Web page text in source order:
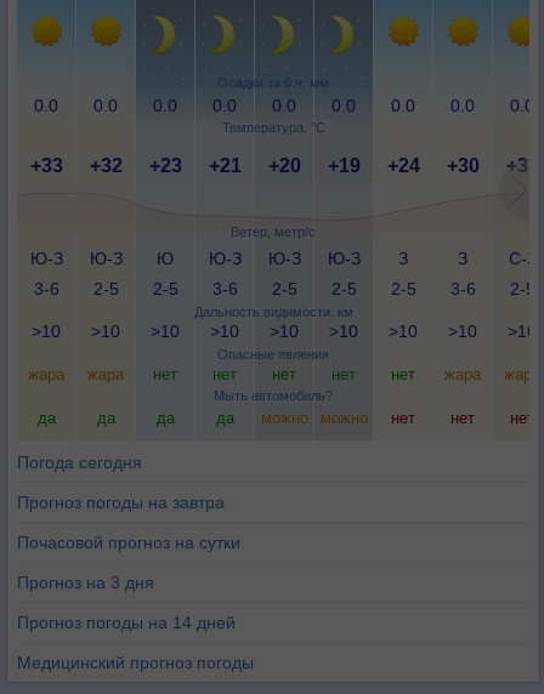
Осадки за 6 ч, мм
Температура, °C
Ветер, метр/с
Дальность видимости, км
Опасные явления
Мыть автомобиль?
0.0 0.0 0.0 0.0 0.0 0.0 0.0 0.0 0.0
+33 +32 +23 +21 +20 +19 +24 +30 +33
Ю-З
3-6
Ю-З
2-5
Ю
2-5
Ю-З
3-6
Ю-З
2-5
Ю-З
2-5
З
2-5
З
3-6
С-З
2-5
>10 >10 >10 >10 >10 >10 >10 >10 >10
жара жара нет нет нет нет нет жара жара
да да да да можно можно нет нет нет
Погода сегодня
Прогноз погоды на завтра
Почасовой прогноз на сутки
Прогноз на 3 дня
Прогноз погоды на 14 дней
Медицинский прогноз погоды